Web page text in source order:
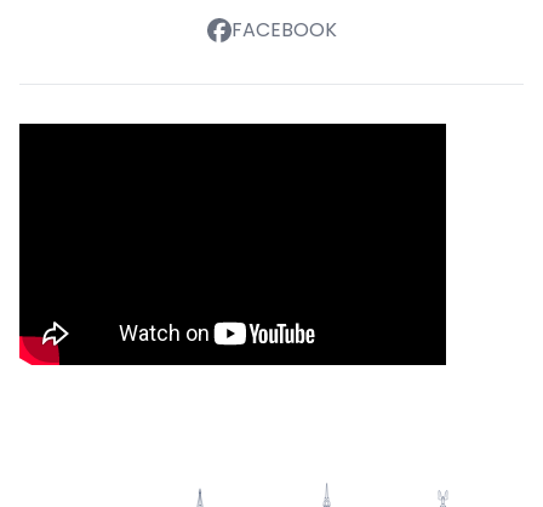
FACEBOOK